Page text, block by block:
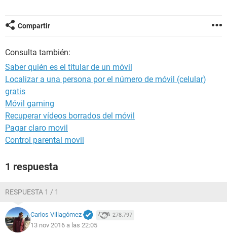
Compartir
Consulta también:
Saber quién es el titular de un móvil
Localizar a una persona por el número de móvil (celular)
gratis
Móvil gaming
Recuperar vídeos borrados del móvil
Pagar claro movil
Control parental movil
1 respuesta
RESPUESTA 1 / 1
Carlos Villagómez 278.797
13 nov 2016 a las 22:05